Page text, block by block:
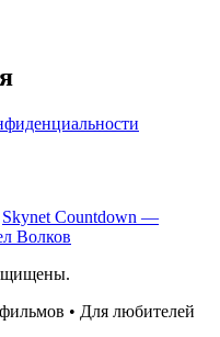
Skynet Countdown —
Волков
• Для любителей